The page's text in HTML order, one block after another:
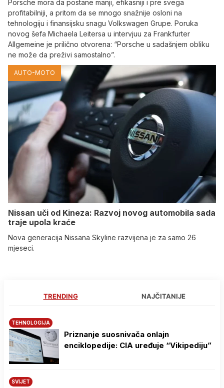
Porsche mora da postane manji, efikasniji i pre svega
profitabilniji, a pritom da se mnogo snažnije osloni na
tehnologiju i finansijsku snagu Volkswagen Grupe. Poruka
novog šefa Michaela Leitersa u intervjuu za Frankfurter
Allgemeine je prilično otvorena: “Porsche u sadašnjem obliku
ne može da preživi samostalno”.
AUTO-MOTO
Nissan uči od Kineza: Razvoj novog automobila sada
traje upola kraće
Nova generacija Nissana Skyline razvijena je za samo 26
mjeseci.
TRENDING NAJČITANIJE
TEHNOLOGIJA
Priznanje suosnivača onlajn
enciklopedije: CIA uređuje “Vikipediju”
SVIJET